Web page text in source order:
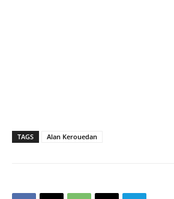
TAGS Alan Kerouedan